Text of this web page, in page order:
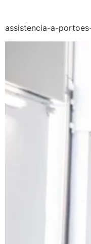
assistencia-a-